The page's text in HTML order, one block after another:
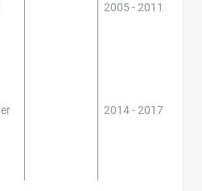
2005 - 2011
2014 - 2017